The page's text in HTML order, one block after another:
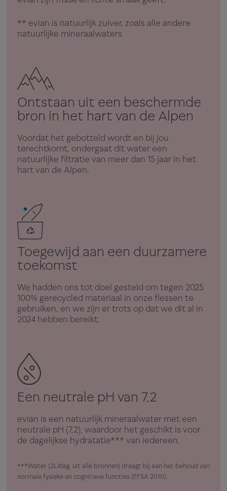
** evian is natuurlijk zuiver, zoals alle andere
natuurlijke mineraalwaters
Ontstaan uit een beschermde
bron in het hart van de Alpen
Voordat het gebotteld wordt en bij jou
terechtkomt, ondergaat dit water een
natuurlijke filtratie van meer dan 15 jaar in het
hart van de Alpen.
Toegewijd aan een duurzamere
toekomst
We hadden ons tot doel gesteld om tegen 2025
100% gerecycled materiaal in onze flessen te
gebruiken, en we zijn er trots op dat we dit al in
2024 hebben bereikt.
Een neutrale pH van 7,2
evian is een natuurlijk mineraalwater met een
neutrale pH (7,2), waardoor het geschikt is voor
de dagelijkse hydratatie*** van iedereen.
***Water (2L/dag, uit alle bronnen) draagt bij aan het behoud van
normale fysieke en cognitieve functies (EFSA 2010).